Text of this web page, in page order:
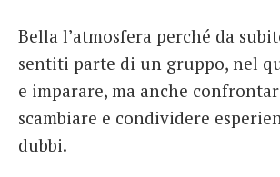
Bella l’atmosfera perché da
sentiti parte di un gruppo, nel
e imparare, ma anche
scambiare e condividere
dubbi.